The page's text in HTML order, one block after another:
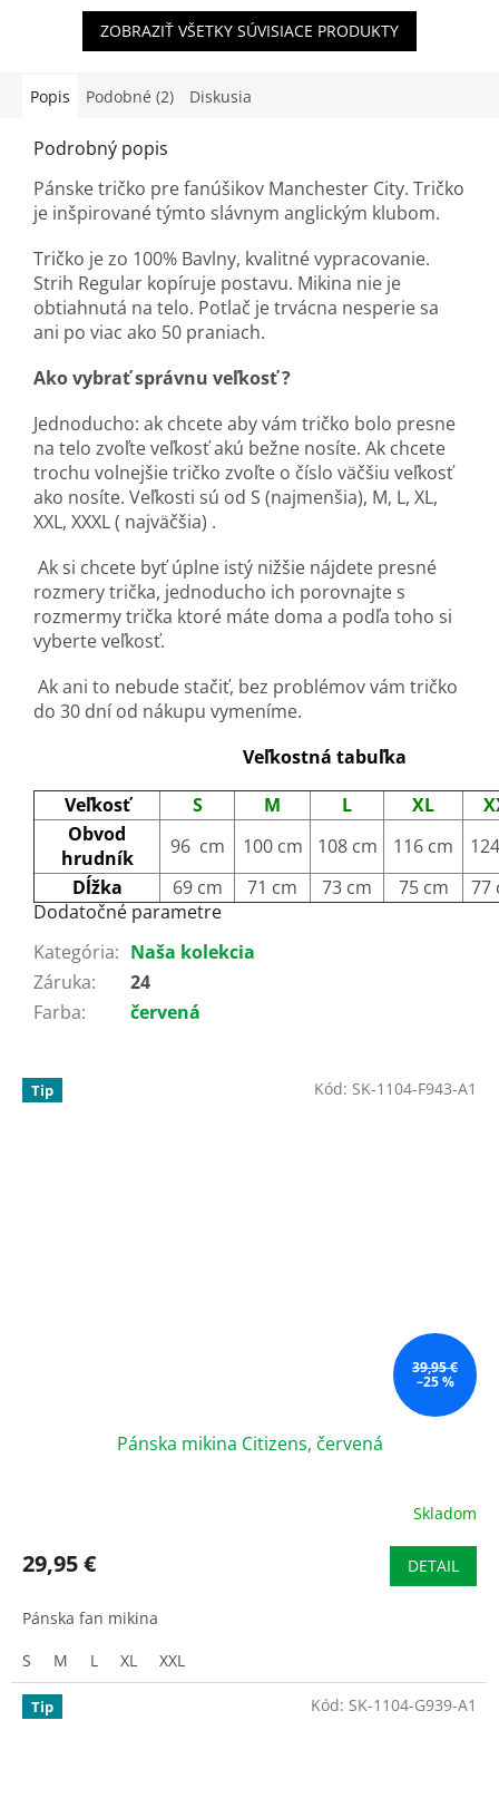
ZOBRAZIŤ VŠETKY SÚVISIACE PRODUKTY
Popis Podobné (2) Diskusia
Podrobný popis
Pánske tričko pre fanúšikov Manchester City. Tričko
je inšpirované týmto slávnym anglickým klubom.
Tričko je zo 100% Bavlny, kvalitné vypracovanie.
Strih Regular kopíruje postavu. Mikina nie je
obtiahnutá na telo. Potlač je trvácna nesperie sa
ani po viac ako 50 praniach.
Ako vybrať správnu veľkosť ?
Jednoducho: ak chcete aby vám tričko bolo presne
na telo zvoľte veľkosť akú bežne nosíte. Ak chcete
trochu volnejšie tričko zvoľte o číslo väčšiu veľkosť
ako nosíte. Veľkosti sú od S (najmenšia), M, L, XL,
XXL, XXXL ( najväčšia) .
Ak si chcete byť úplne istý nižšie nájdete presné
rozmery trička, jednoducho ich porovnajte s
rozmermy trička ktoré máte doma a podľa toho si
vyberte veľkosť.
Ak ani to nebude stačiť, bez problémov vám tričko
do 30 dní od nákupu vymeníme.
Veľkostná tabuľka
Veľkosť
S M L XL
Obvod
hrudník
96 cm 100 cm 108 cm 116 cm
Dĺžka
69 cm 71 cm 73 cm 75 cm
77
Dodatočné parametre
Kategória: Naša kolekcia
Záruka:
24
Farba: červená
Tip
39,95 €
–25 %
Pánska mikina Citizens, červená
Skladom
29,95 € DETAIL
Pánska fan mikina
S
M L XL XXL
Kód: SK-1104-F943-A1
Tip Kód: SK-1104-G939-A1